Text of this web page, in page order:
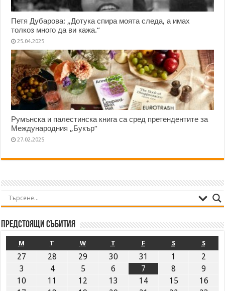
Петя Дубарова: „Дотука спира моята следа, а имах
толкоз много да ви кажа.“
25.04.2025
Румънска и палестинска книга са сред претендентите за
Международния „Букър“
27.02.2025
Предстоящи събития
M T W T F S S
27 28 29 30 31 1
2
3
4 5 6 7 8
9
10
11 12 13 14 15
16